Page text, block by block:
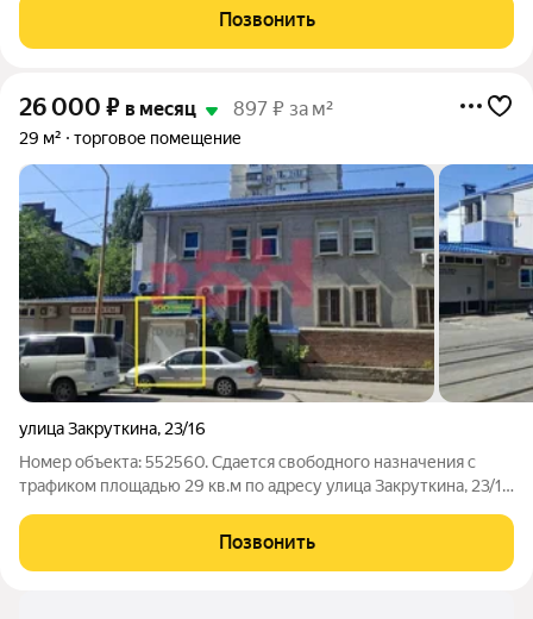
Характеристики и преимущества: - помещение готово под ПВЗ
или кулинарию - 1-й
Позвонить
26 000 ₽ в месяц 897 ₽ за м²
29 м² торговое помещение
улица Закруткина, 23/16
Номер объекта: 552560. Сдается свободного назначения с
трафиком площадью 29 кв.м по адресу улица Закруткина, 23/16
шоурум, консультационный центр и другие форматы бизнеса.
Отличный вариант в
Позвонить